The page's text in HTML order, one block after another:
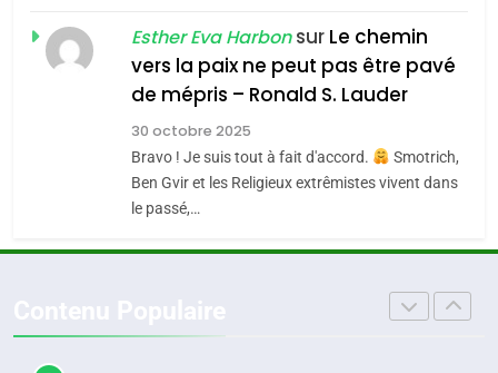
Accords d’Isaac:
l’alliance pourrait
s’étendre à 13 pays
d’Amérique latine
ISRAÉL JUDAISME
2025, l’année la plus
meurtrière selon le
FIÈRE, DIGNE ET RÉSILIENTE :
Esther Eva Harbonsur Le chemin
vers la paix ne peut pas être pavé
de mépris – Ronald S. Lauder
30 octobre 2025
Bravo ! Je suis tout à fait d'accord.
Smotrich,
Ben Gvir et les Religieux extrêmistes vivent dans
le passé,…
JUDAISME
Maroc : Les amandes de
Tafraout, le miel de Tadla
Azilal consacrés produits
du terroir
DAFINA MAROC
Oeil ravageur – Vanessa De